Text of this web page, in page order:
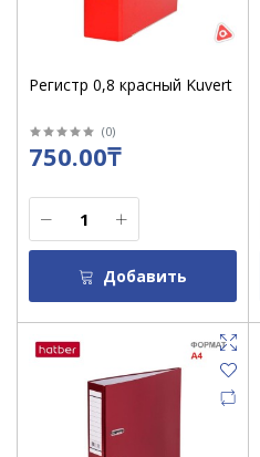
Регистр 0,8 красный Kuvert
(0)
750.00₸
Добавить